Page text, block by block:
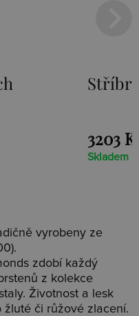
3203
Skladem
vyrobeny ze
zdobí každý
z kolekce
Životnost a lesk
žluté či růžové zlacení.